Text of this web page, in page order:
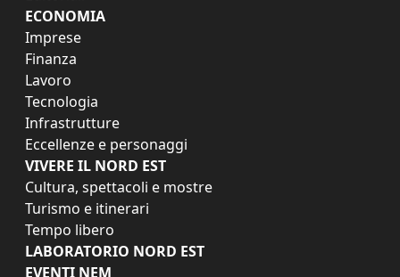
ECONOMIA
Imprese
Finanza
Lavoro
Tecnologia
Infrastrutture
Eccellenze e personaggi
VIVERE IL NORD EST
Cultura, spettacoli e mostre
Turismo e itinerari
Tempo libero
LABORATORIO NORD EST
EVENTI NEM